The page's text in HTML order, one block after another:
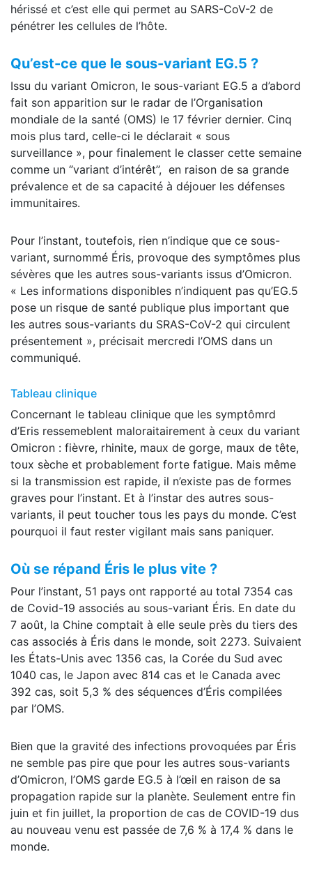
hérissé et c’est elle qui permet au SARS-CoV-2 de
pénétrer les cellules de l’hôte.
Qu’est-ce que le sous-variant EG.5 ?
Issu du variant Omicron, le sous-variant EG.5 a d’abord
fait son apparition sur le radar de l’Organisation
mondiale de la santé (OMS) le 17 février dernier. Cinq
mois plus tard, celle-ci le déclarait « sous
surveillance », pour finalement le classer cette semaine
comme un ‘’variant d’intérêt’’, en raison de sa grande
prévalence et de sa capacité à déjouer les défenses
immunitaires.
Pour l’instant, toutefois, rien n’indique que ce sous-
variant, surnommé Éris, provoque des symptômes plus
sévères que les autres sous-variants issus d’Omicron.
« Les informations disponibles n’indiquent pas qu’EG.5
pose un risque de santé publique plus important que
les autres sous-variants du SRAS-CoV-2 qui circulent
présentement », précisait mercredi l’OMS dans un
communiqué.
Tableau clinique
Concernant le tableau clinique que les symptômrd
d’Eris ressemeblent maloraitairement à ceux du variant
Omicron : fièvre, rhinite, maux de gorge, maux de tête,
toux sèche et probablement forte fatigue. Mais même
si la transmission est rapide, il n’existe pas de formes
graves pour l’instant. Et à l’instar des autres sous-
variants, il peut toucher tous les pays du monde. C’est
pourquoi il faut rester vigilant mais sans paniquer.
Où se répand Éris le plus vite ?
Pour l’instant, 51 pays ont rapporté au total 7354 cas
de Covid-19 associés au sous-variant Éris. En date du
7 août, la Chine comptait à elle seule près du tiers des
cas associés à Éris dans le monde, soit 2273. Suivaient
les États-Unis avec 1356 cas, la Corée du Sud avec
1040 cas, le Japon avec 814 cas et le Canada avec
392 cas, soit 5,3 % des séquences d’Éris compilées
par l’OMS.
Bien que la gravité des infections provoquées par Éris
ne semble pas pire que pour les autres sous-variants
d’Omicron, l’OMS garde EG.5 à l’œil en raison de sa
propagation rapide sur la planète. Seulement entre fin
juin et fin juillet, la proportion de cas de COVID-19 dus
au nouveau venu est passée de 7,6 % à 17,4 % dans le
monde.